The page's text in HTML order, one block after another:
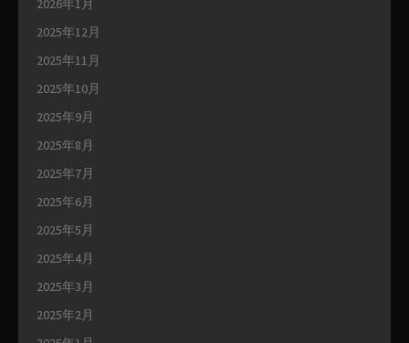
2025年12月
2025年11月
2025年10月
2025年9月
2025年8月
2025年7月
2025年6月
2025年5月
2025年4月
2025年3月
2025年2月